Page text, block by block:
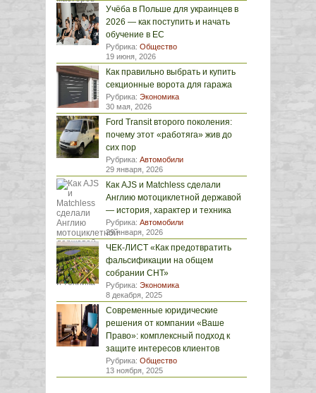
Учёба в Польше для украинцев в
2026 — как поступить и начать
обучение в ЕС
Рубрика: Общество
19 июня, 2026
Как правильно выбрать и купить
секционные ворота для гаража
Рубрика: Экономика
30 мая, 2026
Ford Transit второго поколения:
почему этот «работяга» жив до
сих пор
Рубрика: Автомобили
29 января, 2026
Как AJS и Matchless сделали
Англию мотоциклетной державой
— история, характер и техника
Рубрика: Автомобили
29 января, 2026
ЧЕК-ЛИСТ «Как предотвратить
фальсификации на общем
собрании СНТ»
Рубрика: Экономика
8 декабря, 2025
Современные юридические
решения от компании «Ваше
Право»: комплексный подход к
защите интересов клиентов
Рубрика: Общество
13 ноября, 2025